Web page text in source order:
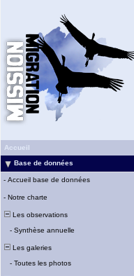
Accueil
Base de données
- Accueil base de données
- Notre charte
Les observations
- Synthèse annuelle
Les galeries
- Toutes les photos